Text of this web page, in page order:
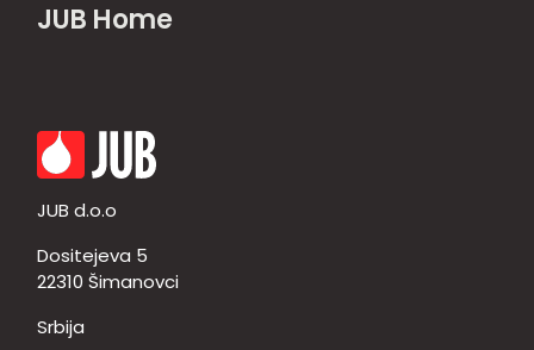
JUB Home
JUB d.o.o
Dositejeva 5
22310 Šimanovci
Srbija